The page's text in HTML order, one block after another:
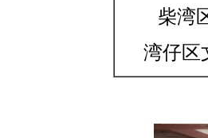
柴湾
湾仔